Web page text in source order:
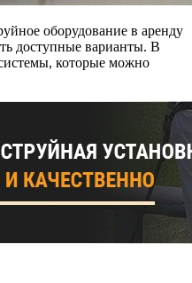
оборудование в аренду
доступные варианты. В
которые можно